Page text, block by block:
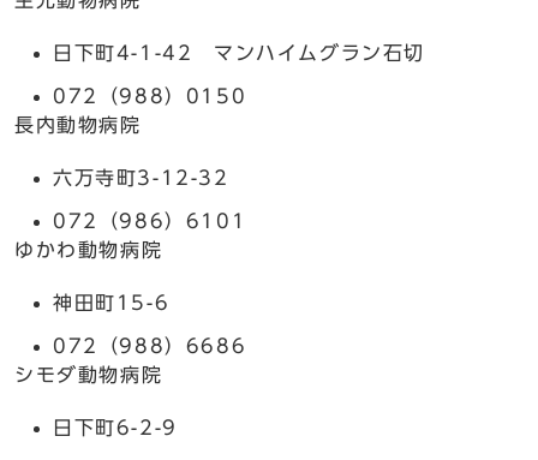
日下町4-1-42 マンハイムグラン石切
072（988）0150
長内動物病院
六万寺町3-12-32
072（986）6101
ゆかわ動物病院
神田町15-6
072（988）6686
シモダ動物病院
日下町6-2-9